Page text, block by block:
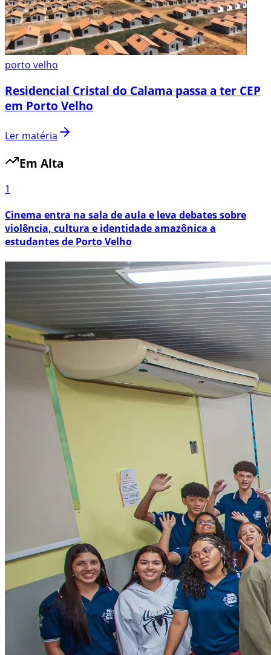
porto velho
Residencial Cristal do Calama passa a ter CEP
em Porto Velho
Ler matéria
Em Alta
1
Cinema entra na sala de aula e leva debates sobre
violência, cultura e identidade amazônica a
estudantes de Porto Velho